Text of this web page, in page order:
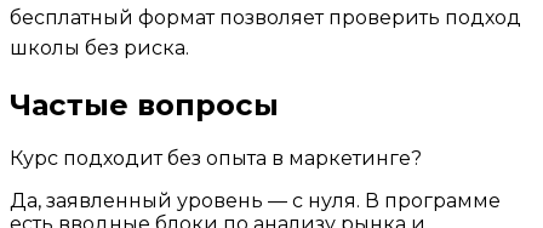
бесплатный формат позволяет проверить подход
школы без риска.
Частые вопросы
Курс подходит без опыта в маркетинге?
Да, заявленный уровень — с нуля. В программе